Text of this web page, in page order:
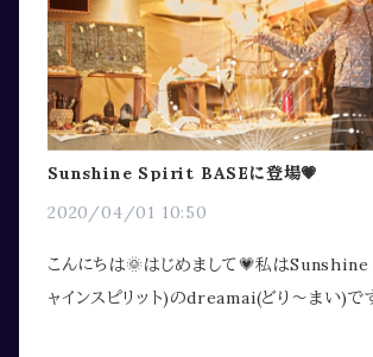
Sunshine Spirit BASEに登場💗
2020/04/01 10:50
こんにちは🌞はじめまして💗私は
ャインスピリット)のdreamai(どり〜まい)で
を初めて10年超えました、今までは、手売り